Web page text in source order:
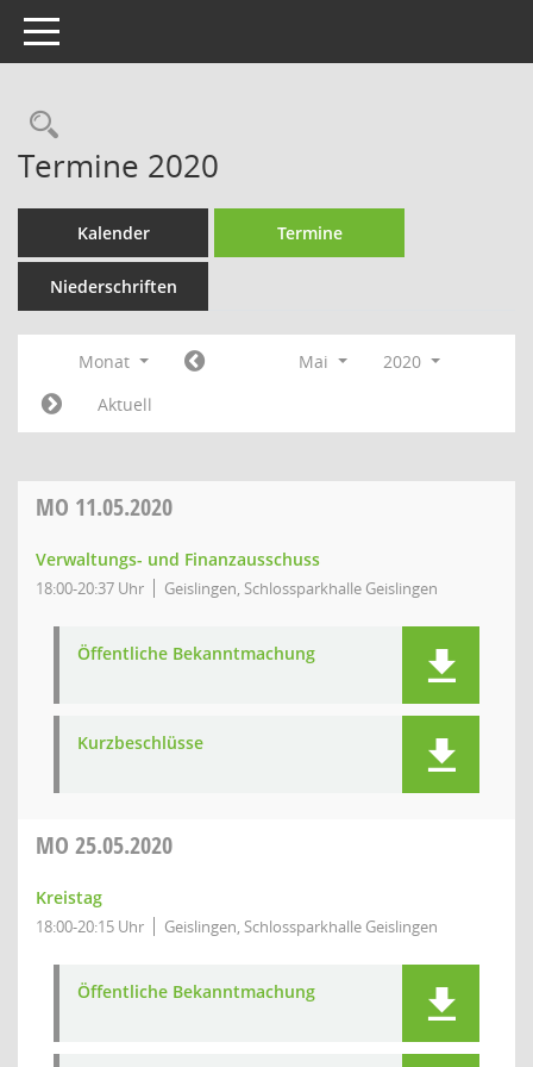
Toggle navigation
Rechercheauswahl
Termine 2020
Kalender Termine
Niederschriften
Monat Mai
2020
Aktuell
MO 11.05.2020
Verwaltungs- und Finanzausschuss
18:00-20:37 Uhr Geislingen, Schlossparkhalle Geislingen
Öffentliche Bekanntmachung
Kurzbeschlüsse
MO 25.05.2020
Kreistag
18:00-20:15 Uhr Geislingen, Schlossparkhalle Geislingen
Öffentliche Bekanntmachung